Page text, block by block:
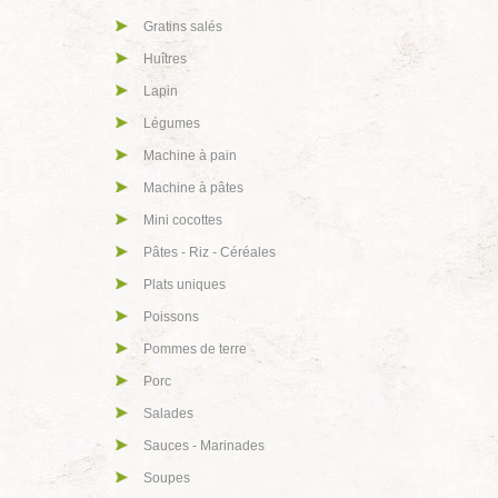
Gratins salés
Huîtres
Lapin
Légumes
Machine à pain
Machine à pâtes
Mini cocottes
Pâtes - Riz - Céréales
Plats uniques
Poissons
Pommes de terre
Porc
Salades
Sauces - Marinades
Soupes